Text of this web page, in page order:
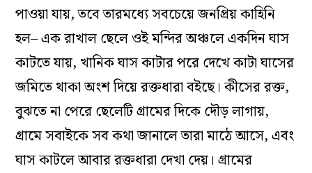
পাওয়া যায়, তবে তারমধ্যে সবচেয়ে জনপ্রিয় কাহিনি
হল– এক রাখাল ছেলে ওই মন্দির অঞ্চলে একদিন ঘাস
কাটতে যায়, খানিক ঘাস কাটার পরে দেখে কাটা ঘাসের
জমিতে থাকা অংশ দিয়ে রক্তধারা বইছে। কীসের রক্ত,
বুঝতে না পেরে ছেলেটি গ্রামের দিকে দৌড় লাগায়,
গ্রামে সবাইকে সব কথা জানালে তারা মাঠে আসে, এবং
ঘাস কাটলে আবার রক্তধারা দেখা দেয়। গ্রামের